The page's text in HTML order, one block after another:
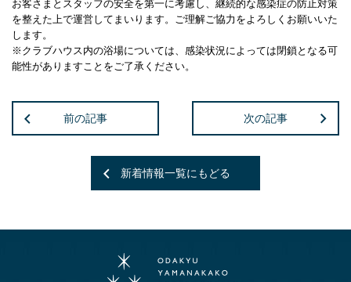
お客さまとスタッフの安全を第一に考慮し、継続的な感染症の防止対策
を整えた上で運営してまいります。ご理解ご協力をよろしくお願いいた
します。
※クラブハウス内の浴場については、感染状況によっては閉鎖となる可
能性がありますことをご了承ください。
前の記事 次の記事
新着情報一覧にもどる